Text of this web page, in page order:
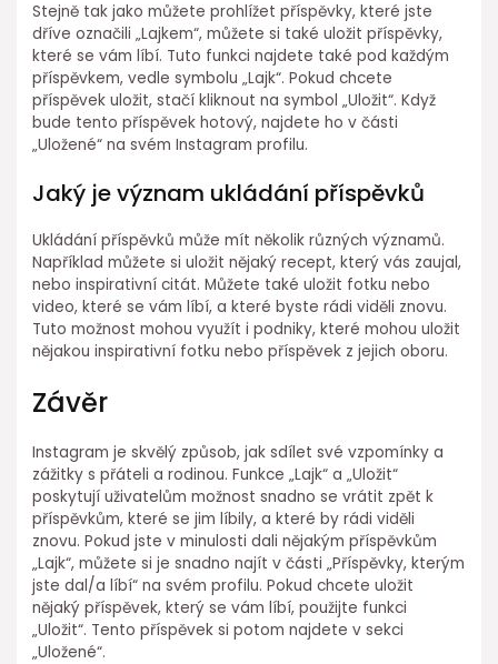
Stejně tak jako můžete prohlížet příspěvky, které jste
dříve označili „Lajkem“, můžete si také uložit příspěvky,
které se vám líbí. Tuto funkci najdete také pod každým
příspěvkem, vedle symbolu „Lajk“. Pokud chcete
příspěvek uložit, stačí kliknout na symbol „Uložit“. Když
bude tento příspěvek hotový, najdete ho v části
„Uložené“ na svém Instagram profilu.
Jaký je význam ukládání příspěvků
Ukládání příspěvků může mít několik různých významů.
Například můžete si uložit nějaký recept, který vás zaujal,
nebo inspirativní citát. Můžete také uložit fotku nebo
video, které se vám líbí, a které byste rádi viděli znovu.
Tuto možnost mohou využít i podniky, které mohou uložit
nějakou inspirativní fotku nebo příspěvek z jejich oboru.
Závěr
Instagram je skvělý způsob, jak sdílet své vzpomínky a
zážitky s přáteli a rodinou. Funkce „Lajk“ a „Uložit“
poskytují uživatelům možnost snadno se vrátit zpět k
příspěvkům, které se jim líbily, a které by rádi viděli
znovu. Pokud jste v minulosti dali nějakým příspěvkům
„Lajk“, můžete si je snadno najít v části „Příspěvky, kterým
jste dal/a líbí“ na svém profilu. Pokud chcete uložit
nějaký příspěvek, který se vám líbí, použijte funkci
„Uložit“. Tento příspěvek si potom najdete v sekci
„Uložené“.